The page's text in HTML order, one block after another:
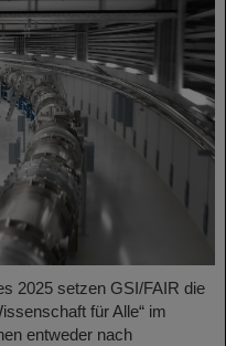
2025 setzen GSI/FAIR die
für Alle“ im
entweder nach